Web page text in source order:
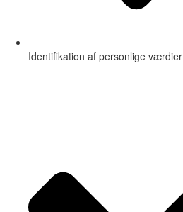
Identifikation af personlige værdier